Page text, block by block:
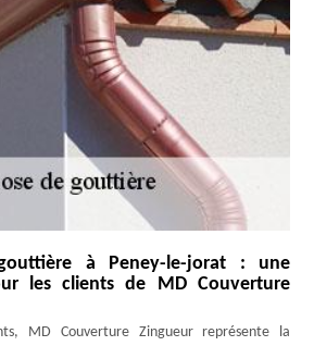
à Peney-le-jorat : une
les clients de MD Couverture
MD Couverture Zingueur représente la